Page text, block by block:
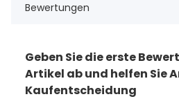
Bewertungen
Geben Sie die erste
Artikel ab und helfen Sie
Kaufentscheidung